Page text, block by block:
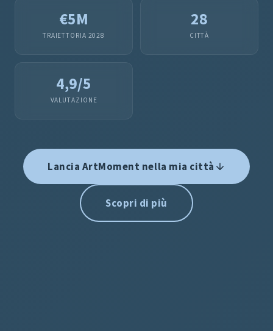
€5M
TRAIETTORIA 2028
28
CITTÀ
4,9/5
VALUTAZIONE
Lancia ArtMoment nella mia città
Scopri di più